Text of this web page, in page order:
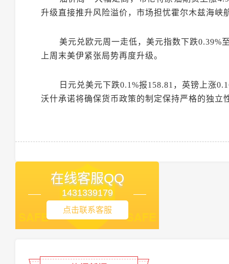
升级直接推升风险溢价，市场担忧霍尔木兹海
美元兑欧元周一走低，美元指数下跌0.39%
上周末美伊紧张局势再度升级。
日元兑美元下跌0.1%报158.81，英镑上涨
沃什承诺将确保货币政策的制定保持严格的独立
在线客服QQ
1431339179
点击联系客服